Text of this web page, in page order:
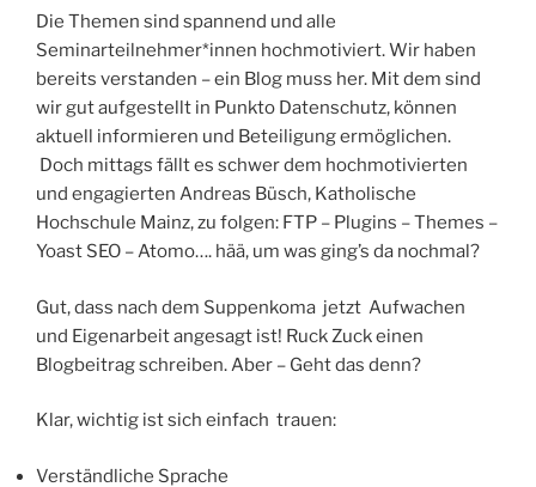
Die Themen sind spannend und alle
Seminarteilnehmer*innen hochmotiviert. Wir haben
bereits verstanden – ein Blog muss her. Mit dem sind
wir gut aufgestellt in Punkto Datenschutz, können
aktuell informieren und Beteiligung ermöglichen.
Doch mittags fällt es schwer dem hochmotivierten
und engagierten Andreas Büsch, Katholische
Hochschule Mainz, zu folgen: FTP – Plugins – Themes –
Yoast SEO – Atomo…. hää, um was ging’s da nochmal?
Gut, dass nach dem Suppenkoma jetzt Aufwachen
und Eigenarbeit angesagt ist! Ruck Zuck einen
Blogbeitrag schreiben. Aber – Geht das denn?
Klar, wichtig ist sich einfach trauen:
Verständliche Sprache